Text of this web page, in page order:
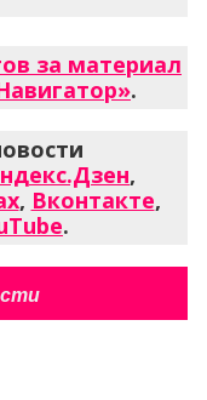
за материал
.
,
, Вконтакте,
.